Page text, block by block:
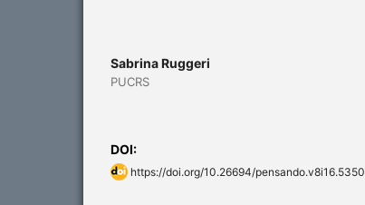
Sabrina Ruggeri
PUCRS
DOI:
https://doi.org/10.26694/pensando.v8i16.5350